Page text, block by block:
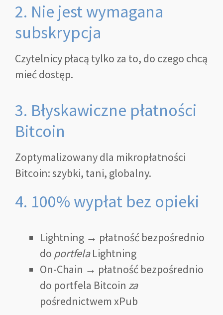
2. Nie jest wymagana
subskrypcja
Czytelnicy płacą tylko za to, do czego chcą
mieć dostęp.
3. Błyskawiczne płatności
Bitcoin
Zoptymalizowany dla mikropłatności
Bitcoin: szybki, tani, globalny.
4. 100% wypłat bez opieki
Lightning → płatność bezpośrednio
do portfelaLightning
On-Chain → płatność bezpośrednio
do portfela Bitcoin za
pośrednictwem xPub